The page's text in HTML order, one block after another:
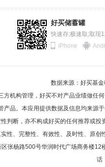
好买储蓄罐
快速存;极速取;取现
iPhone
数据来源：好买基
方机构管理，好买不对产品业绩做
产品。本应用提供数据及信息均来
判断，亦不构成好买的任何推荐或
性、完整性、有效性、及时性、原
张杨路500号华润时代广场商务楼12
话